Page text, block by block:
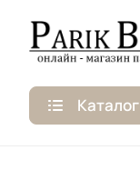
Каталог